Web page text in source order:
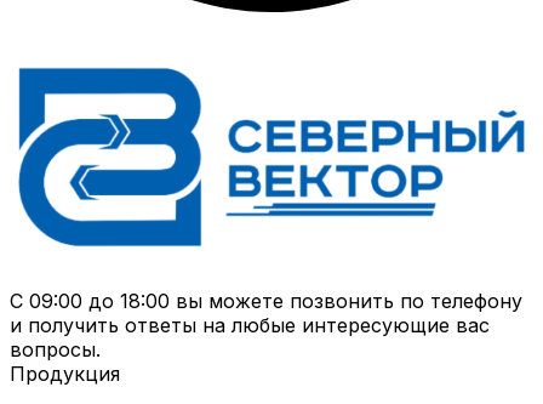
С 09:00 до 18:00 вы можете позвонить по телефону
и получить ответы на любые интересующие вас
вопросы.
Продукция